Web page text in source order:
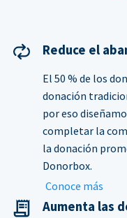
Reduce el
El 50 % de los
donación
por eso
completar la
la donación
Donorbox.
Conoce más
Aumenta las